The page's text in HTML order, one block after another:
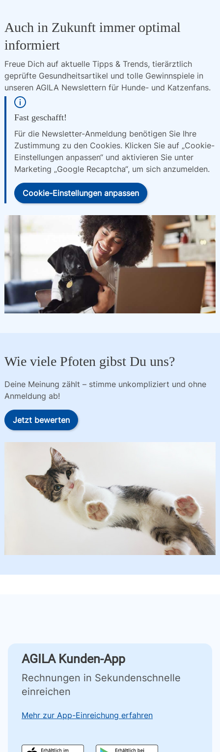
Auch in Zukunft immer optimal
informiert
Freue Dich auf aktuelle Tipps & Trends, tierärztlich
geprüfte Gesundheitsartikel und tolle Gewinnspiele in
unseren AGILA Newslettern für Hunde- und Katzenfans.
Fast geschafft!
Für die Newsletter-Anmeldung benötigen Sie Ihre
Zustimmung zu den Cookies. Klicken Sie auf „Cookie-
Einstellungen anpassen“ und aktivieren Sie unter
Marketing „Google Recaptcha“, um sich anzumelden.
Cookie-Einstellungen anpassen
Wie viele Pfoten gibst Du uns?
Deine Meinung zählt – stimme unkompliziert und ohne
Anmeldung ab!
Jetzt bewerten
AGILA Kunden-App
Rechnungen in Sekundenschnelle
einreichen
Mehr zur App-Einreichung erfahren